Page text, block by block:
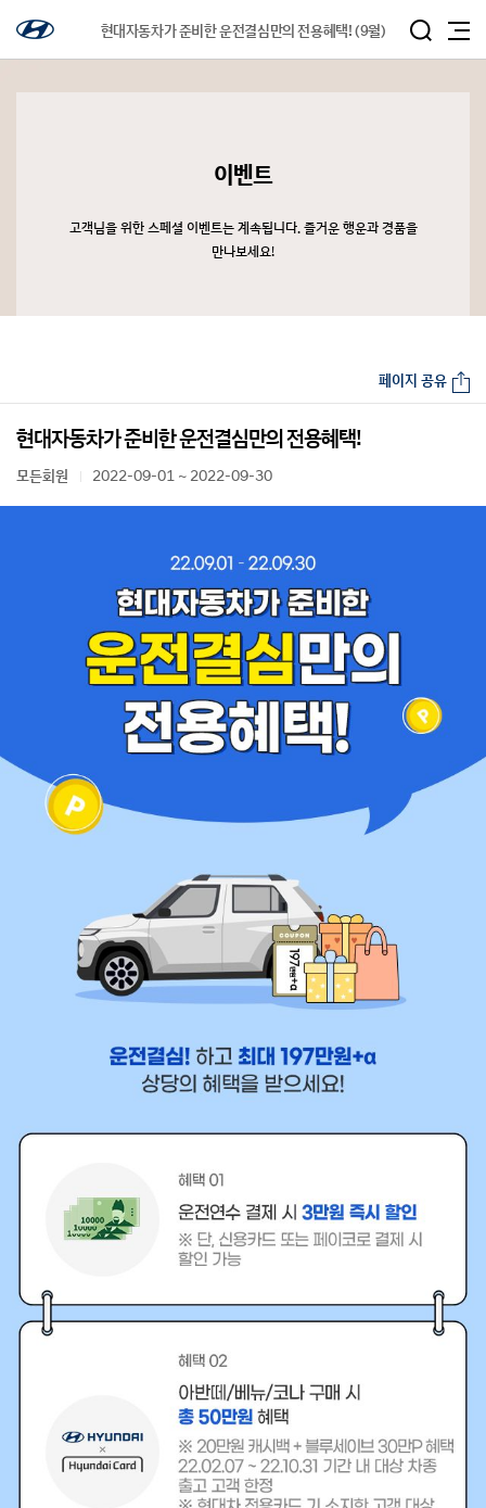
현대자동차가 준비한 운전결심만의 전용혜택! (9월)
이벤트
고객님을 위한 스페셜 이벤트는 계속됩니다. 즐거운 행운과 경품을
만나보세요!
현대자동차가 준비한 운전결심만의 전용혜택!
모든회원 2022-09-01 ~ 2022-09-30
페이지 공유